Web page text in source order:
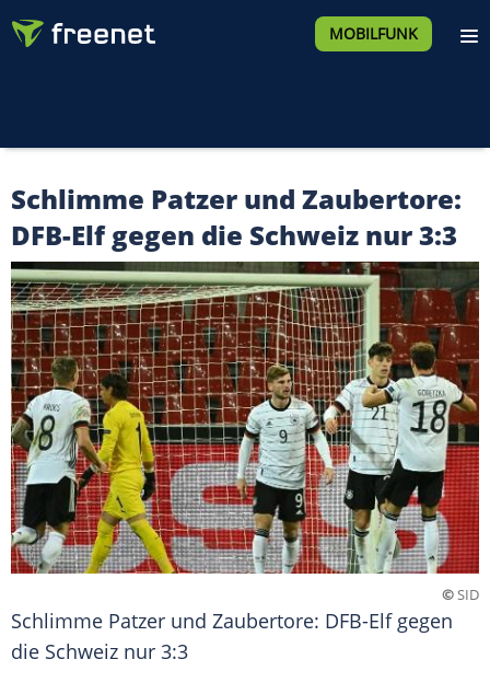
MOBILFUNK
Schlimme Patzer und Zaubertore:
DFB-Elf gegen die Schweiz nur 3:3
©SID
Schlimme Patzer und Zaubertore: DFB-Elf gegen
die Schweiz nur 3:3